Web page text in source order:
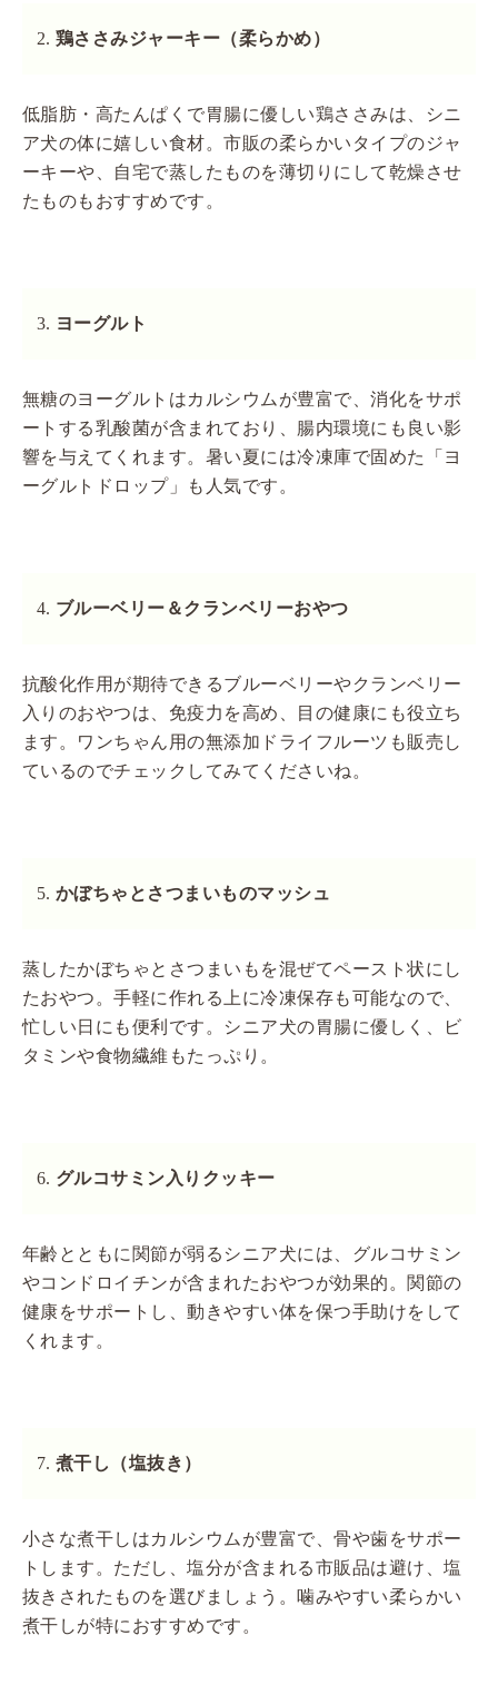
鶏ささみジャーキー（柔らかめ）
低脂肪・高たんぱくで胃腸に優しい鶏ささみは、シニ
ア犬の体に嬉しい食材。市販の柔らかいタイプのジャ
ーキーや、自宅で蒸したものを薄切りにして乾燥させ
たものもおすすめです。
ヨーグルト
無糖のヨーグルトはカルシウムが豊富で、消化をサポ
ートする乳酸菌が含まれており、腸内環境にも良い影
響を与えてくれます。暑い夏には冷凍庫で固めた「ヨ
ーグルトドロップ」も人気です。
ブルーベリー＆クランベリーおやつ
抗酸化作用が期待できるブルーベリーやクランベリー
入りのおやつは、免疫力を高め、目の健康にも役立ち
ます。ワンちゃん用の無添加ドライフルーツも販売し
ているのでチェックしてみてくださいね。
かぼちゃとさつまいものマッシュ
蒸したかぼちゃとさつまいもを混ぜてペースト状にし
たおやつ。手軽に作れる上に冷凍保存も可能なので、
忙しい日にも便利です。シニア犬の胃腸に優しく、ビ
タミンや食物繊維もたっぷり。
グルコサミン入りクッキー
年齢とともに関節が弱るシニア犬には、グルコサミン
やコンドロイチンが含まれたおやつが効果的。関節の
健康をサポートし、動きやすい体を保つ手助けをして
くれます。
煮干し（塩抜き）
小さな煮干しはカルシウムが豊富で、骨や歯をサポー
トします。ただし、塩分が含まれる市販品は避け、塩
抜きされたものを選びましょう。噛みやすい柔らかい
煮干しが特におすすめです。